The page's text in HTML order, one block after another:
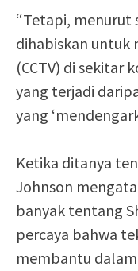
“Tetapi, menurut
dihabiskan untuk
(CCTV) di sekitar
yang terjadi
yang
Ketika ditanya
Johnson
banyak tentang
percaya bahwa
membantu